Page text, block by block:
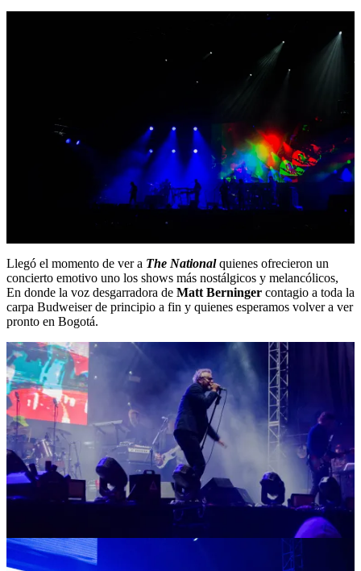
Llegó el momento de ver a The Nationalquienes ofrecieron un
concierto emotivo uno los shows más nostálgicos y melancólicos,
En donde la voz desgarradora de Matt Berninger contagio a toda la
carpa Budweiser de principio a fin y quienes esperamos volver a ver
pronto en Bogotá.